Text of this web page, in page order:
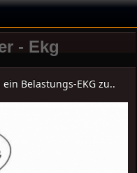
- Ekg
Belastungs-EKG zu..